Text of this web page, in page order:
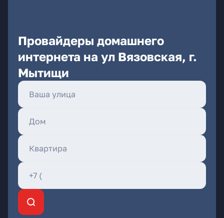
Провайдеры домашнего
интернета на ул Вязовская, г.
Мытищи